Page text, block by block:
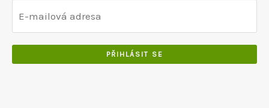
PŘIHLÁSIT SE